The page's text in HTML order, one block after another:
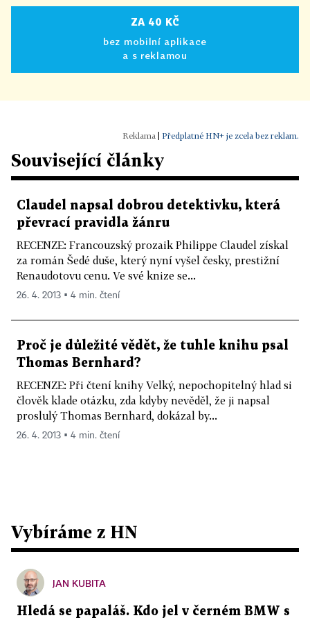
ZA 40 KČ
bez mobilní aplikace
a s reklamou
Předplatné HN+ je zcela bez reklam.
Související články
Claudel napsal dobrou detektivku, která
převrací pravidla žánru
RECENZE: Francouzský prozaik Philippe Claudel získal
za román Šedé duše, který nyní vyšel česky, prestižní
Renaudotovu cenu. Ve své knize se...
26. 4. 2013 ▪ 4 min. čtení
Proč je důležité vědět, že tuhle knihu psal
Thomas Bernhard?
RECENZE: Při čtení knihy Velký, nepochopitelný hlad si
člověk klade otázku, zda kdyby nevěděl, že ji napsal
proslulý Thomas Bernhard, dokázal by...
26. 4. 2013 ▪ 4 min. čtení
Vybíráme z HN
JAN KUBITA
Hledá se papaláš. Kdo jel v černém BMW s